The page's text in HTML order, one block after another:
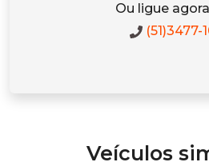
Ou ligue
(51)3477-
Veículos